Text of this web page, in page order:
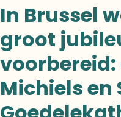
In Brussel
groot
voorbereid:
Michiels en